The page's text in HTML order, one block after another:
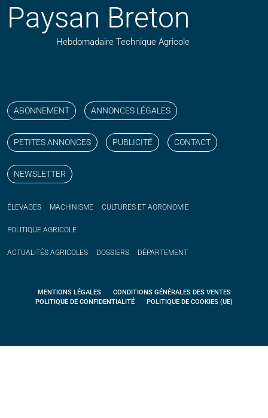
Paysan Breton
Hebdomadaire Technique Agricole
ABONNEMENT ANNONCES LÉGALES
PETITES ANNONCES PUBLICITÉ CONTACT
NEWSLETTER
ÉLEVAGES MACHINISME CULTURES ET AGRONOMIE
POLITIQUE AGRICOLE
ACTUALITÉS AGRICOLES DOSSIERS DÉPARTEMENT
MENTIONS LÉGALES
CONDITIONS GÉNÉRALES DES VENTES
POLITIQUE DE CONFIDENTIALITÉ
POLITIQUE DE COOKIES (UE)